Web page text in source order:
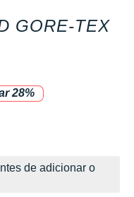
GORE-TEX
28%
marca
de adicionar o